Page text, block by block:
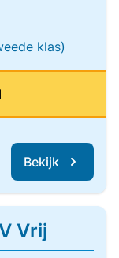
klas)
Bekijk
Vrij